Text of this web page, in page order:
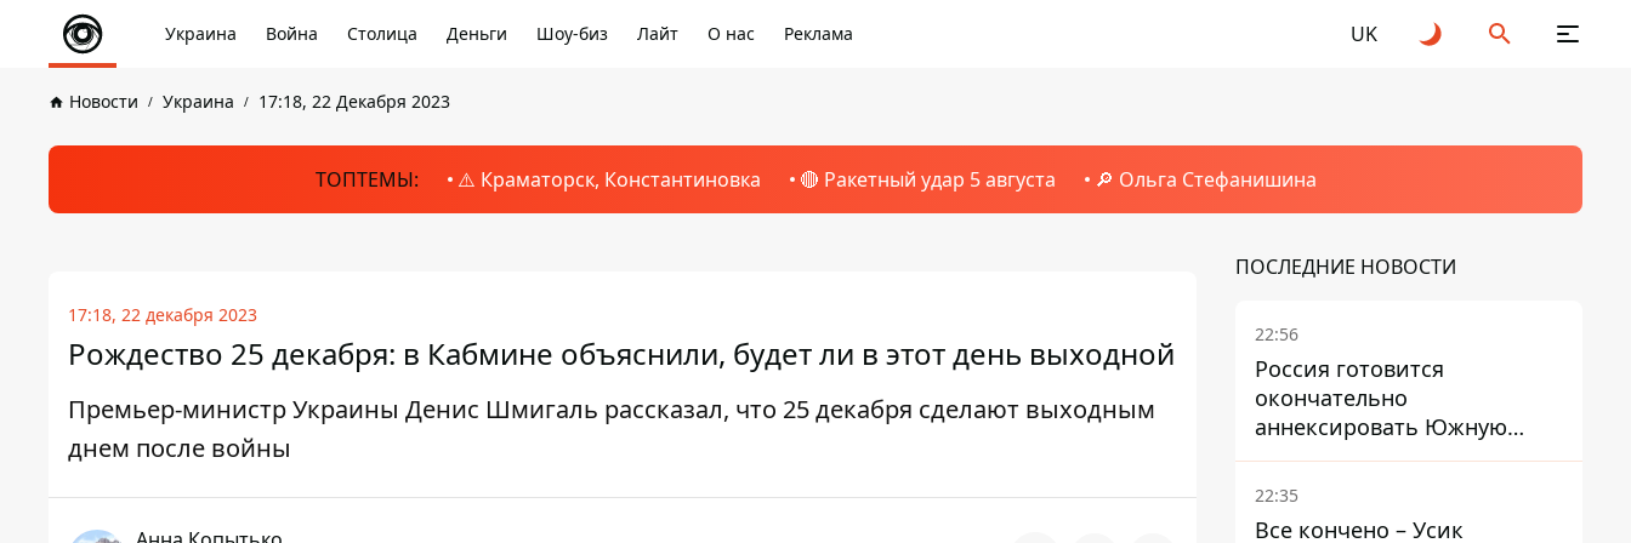
Украина Война Столица Деньги Шоу-биз Лайт О нас Реклама UK
Новости Украина 17:18, 22 Декабря 2023
ТОПТЕМЫ: ⚠️ Краматорск, Константиновка 🔴 Ракетный удар 5 августа 🔎 Ольга Стефанишина
17:18, 22 декабря 2023
Рождество 25 декабря: в Кабмине объяснили, будет ли в этот день выходной
Премьер-министр Украины Денис Шмигаль рассказал, что 25 декабря сделают выходным
днем ​​после войны
ПОСЛЕДНИЕ НОВОСТИ
22:56
Россия готовится
окончательно
аннексировать Южную
Осетию – страны НАТО
обеспокоены
22:35
Все кончено – Усик